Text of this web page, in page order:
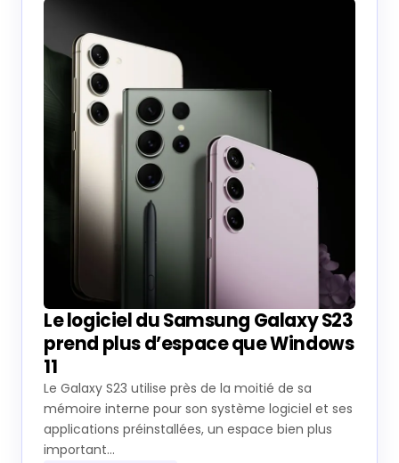
Le logiciel du Samsung Galaxy S23
prend plus d’espace que Windows
11
Le Galaxy S23 utilise près de la moitié de sa
mémoire interne pour son système logiciel et ses
applications préinstallées, un espace bien plus
important…